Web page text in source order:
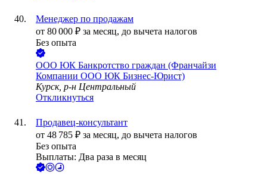
Менеджер по продажам
от 80 000 ₽ за месяц, до вычета налогов
Без опыта
ООО ЮК Банкротство граждан (Франчайзи
Компании ООО ЮК Бизнес-Юрист)
Курск, р-н Центральный
Откликнуться
Продавец-консультант
от 48 785 ₽ за месяц, до вычета налогов
Без опыта
Выплаты: Два раза в месяц